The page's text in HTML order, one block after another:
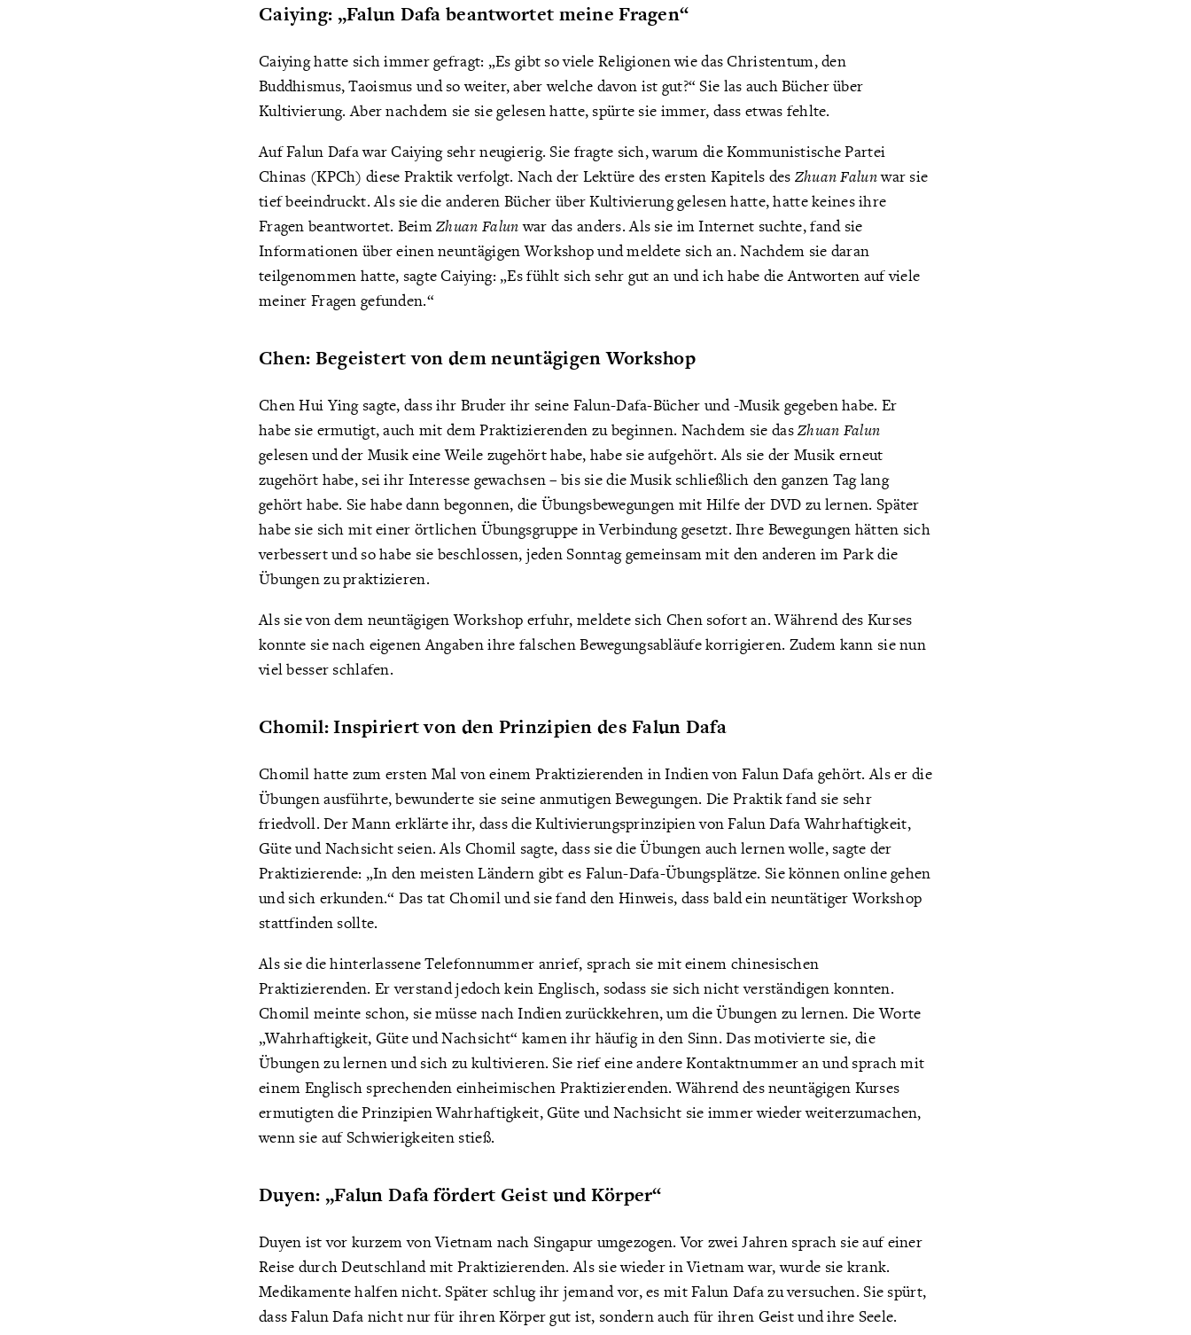
Caiying: „Falun Dafa beantwortet meine Fragen“
Caiying hatte sich immer gefragt: „Es gibt so viele Religionen wie das Christentum, den
Buddhismus, Taoismus und so weiter, aber welche davon ist gut?“ Sie las auch Bücher über
Kultivierung. Aber nachdem sie sie gelesen hatte, spürte sie immer, dass etwas fehlte.
Auf Falun Dafa war Caiying sehr neugierig. Sie fragte sich, warum die Kommunistische Partei
Chinas (KPCh) diese Praktik verfolgt. Nach der Lektüre des ersten Kapitels des Zhuan Falunwar sie
tief beeindruckt. Als sie die anderen Bücher über Kultivierung gelesen hatte, hatte keines ihre
Fragen beantwortet. BeimZhuan Falunwar das anders. Als sie im Internet suchte, fand sie
Informationen über einen neuntägigen Workshop und meldete sich an. Nachdem sie daran
teilgenommen hatte, sagte Caiying: „Es fühlt sich sehr gut an und ich habe die Antworten auf viele
meiner Fragen gefunden.“
Chen: Begeistert von dem neuntägigen Workshop
Chen Hui Ying sagte, dass ihr Bruder ihr seine Falun-Dafa-Bücher und -Musik gegeben habe. Er
habe sie ermutigt, auch mit dem Praktizierenden zu beginnen. Nachdem sie dasZhuan Falun
gelesen und der Musik eine Weile zugehört habe, habe sie aufgehört. Als sie der Musik erneut
zugehört habe, sei ihr Interesse gewachsen – bis sie die Musik schließlich den ganzen Tag lang
gehört habe. Sie habe dann begonnen, die Übungsbewegungen mit Hilfe der DVD zu lernen. Später
habe sie sich mit einer örtlichen Übungsgruppe in Verbindung gesetzt. Ihre Bewegungen hätten sich
verbessert und so habe sie beschlossen, jeden Sonntag gemeinsam mit den anderen im Park die
Übungen zu praktizieren.
Als sie von dem neuntägigen Workshop erfuhr, meldete sich Chen sofort an. Während des Kurses
konnte sie nach eigenen Angaben ihre falschen Bewegungsabläufe korrigieren. Zudem kann sie nun
viel besser schlafen.
Chomil: Inspiriert von den Prinzipien des Falun Dafa
Chomil hatte zum ersten Mal von einem Praktizierenden in Indien von Falun Dafa gehört. Als er die
Übungen ausführte, bewunderte sie seine anmutigen Bewegungen. Die Praktik fand sie sehr
friedvoll. Der Mann erklärte ihr, dass die Kultivierungsprinzipien von Falun Dafa Wahrhaftigkeit,
Güte und Nachsicht seien. Als Chomil sagte, dass sie die Übungen auch lernen wolle, sagte der
Praktizierende: „In den meisten Ländern gibt es Falun-Dafa-Übungsplätze. Sie können online gehen
und sich erkunden.“ Das tat Chomil und sie fand den Hinweis, dass bald ein neuntätiger Workshop
stattfinden sollte.
Als sie die hinterlassene Telefonnummer anrief, sprach sie mit einem chinesischen
Praktizierenden. Er verstand jedoch kein Englisch, sodass sie sich nicht verständigen konnten.
Chomil meinte schon, sie müsse nach Indien zurückkehren, um die Übungen zu lernen. Die Worte
„Wahrhaftigkeit, Güte und Nachsicht“ kamen ihr häufig in den Sinn. Das motivierte sie, die
Übungen zu lernen und sich zu kultivieren. Sie rief eine andere Kontaktnummer an und sprach mit
einem Englisch sprechenden einheimischen Praktizierenden. Während des neuntägigen Kurses
ermutigten die Prinzipien Wahrhaftigkeit, Güte und Nachsicht sie immer wieder weiterzumachen,
wenn sie auf Schwierigkeiten stieß.
Duyen: „Falun Dafa fördert Geist und Körper“
Duyen ist vor kurzem von Vietnam nach Singapur umgezogen. Vor zwei Jahren sprach sie auf einer
Reise durch Deutschland mit Praktizierenden. Als sie wieder in Vietnam war, wurde sie krank.
Medikamente halfen nicht. Später schlug ihr jemand vor, es mit Falun Dafa zu versuchen. Sie spürt,
dass Falun Dafa nicht nur für ihren Körper gut ist, sondern auch für ihren Geist und ihre Seele.